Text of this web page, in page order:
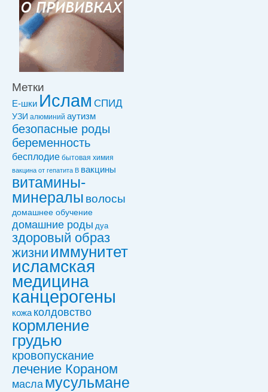
Метки
Е-шки Ислам СПИД
УЗИ алюминий аутизм
безопасные роды
беременность
бесплодие бытовая химия
вакцинa от гепатита В вакцины
витамины-
минералы волосы
домашнее обучение
домашние роды дуа
здоровый образ
жизни иммунитет
исламская
медицина
канцерогены
кожа колдовствo
кормление
грудью
кровопускание
лечение Кораном
масла мусульмане